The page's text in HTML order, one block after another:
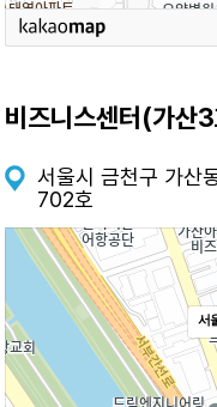
비즈니스센터(가산
서울시 금천구 가산
702호
서